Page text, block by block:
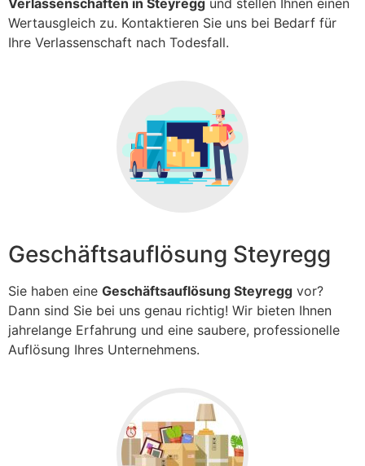
Verlassenschaften in Steyregg und stellen Ihnen einen
Wertausgleich zu. Kontaktieren Sie uns bei Bedarf für
Ihre Verlassenschaft nach Todesfall.
Geschäftsauflösung Steyregg
Sie haben eine Geschäftsauflösung Steyregg vor?
Dann sind Sie bei uns genau richtig! Wir bieten Ihnen
jahrelange Erfahrung und eine saubere, professionelle
Auflösung Ihres Unternehmens.